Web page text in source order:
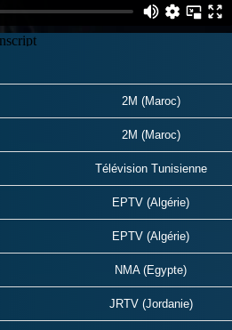
2M (Maroc)
2M (Maroc)
Télévision Tunisienne
EPTV (Algérie)
EPTV (Algérie)
NMA (Egypte)
JRTV (Jordanie)